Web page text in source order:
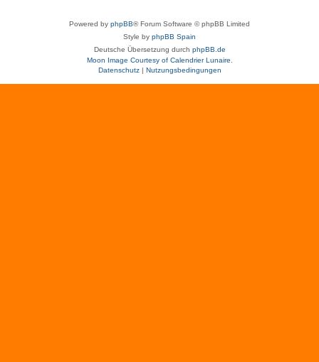
Powered by phpBB® Forum Software © phpBB Limited
Style by phpBB Spain
Deutsche Übersetzung durch phpBB.de
Moon Image Courtesy of Calendrier Lunaire.
Datenschutz| Nutzungsbedingungen